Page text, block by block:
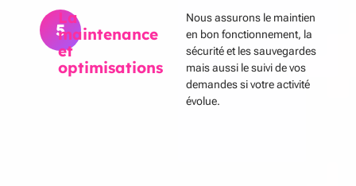
5
La
maintenance
et
optimisations
Nous assurons le maintien
en bon fonctionnement, la
sécurité et les sauvegardes
mais aussi le suivi de vos
demandes si votre activité
évolue.